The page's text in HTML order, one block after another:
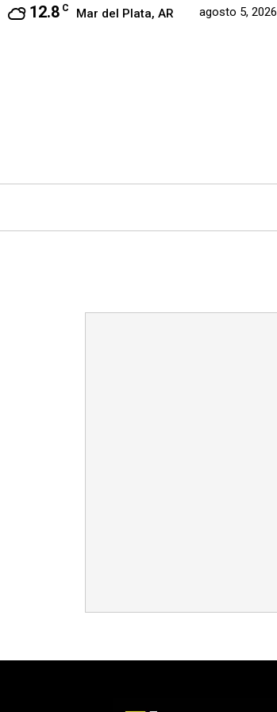
12.8 C Mar del Plata, AR agosto 5, 2026